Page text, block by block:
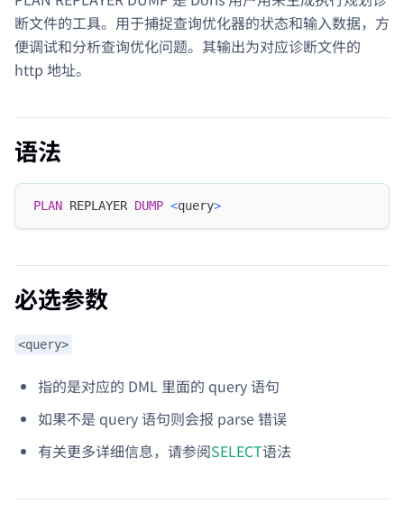
断文件的工具。用于捕捉查询优化器的状态和输入数据，方
便调试和分析查询优化问题。其输出为对应诊断文件的
http 地址。
语法
PLAN REPLAYER DUMP <query>
必选参数
<query>
指的是对应的 DML 里面的 query 语句
如果不是 query 语句则会报 parse 错误
有关更多详细信息，请参阅SELECT语法